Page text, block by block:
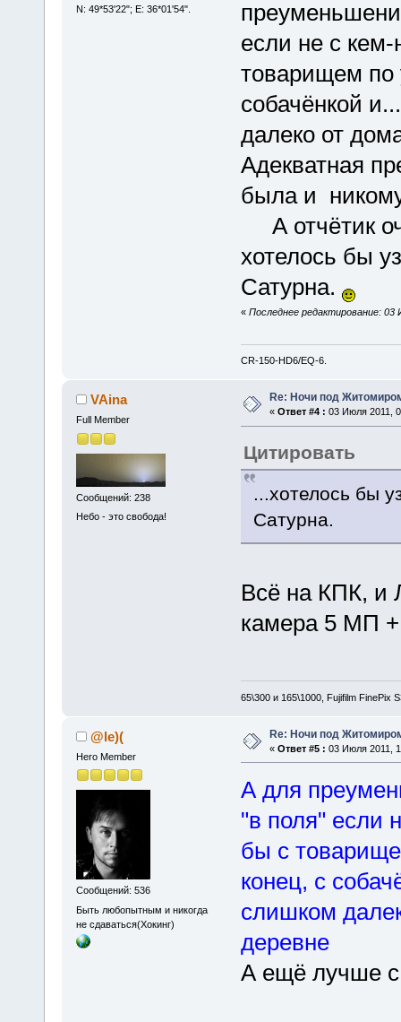
N: 49*53'22"; E: 36*01'54".
если не с
товарищем по
собачёнкой
далеко от
Адекватная
была и
А отчётик
хотелось бы
Сатурна.
« Последнее редактирование: 03
CR-150-HD6/EQ-6.
VAina
Full Member
Сообщений: 238
Небо - это свобода!
Re: Ночи под
« Ответ #4 : 03 Июля 2011,
Цитировать
...хотелось бы
Сатурна.
Всё на КПК, и
камера 5 МП
65\300 и 165\1000, Fujifilm FinePix
@le)(
Hero Member
Сообщений: 536
Быть любопытным и никогда
не сдаваться(Хокинг)
Re: Ночи под
« Ответ #5 : 03 Июля 2011,
А для
"в поля" если
бы с
конец, с
слишком
деревне
А ещё лучше